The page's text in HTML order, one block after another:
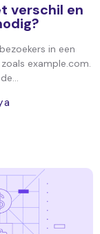
verschil en
in een
example.com.